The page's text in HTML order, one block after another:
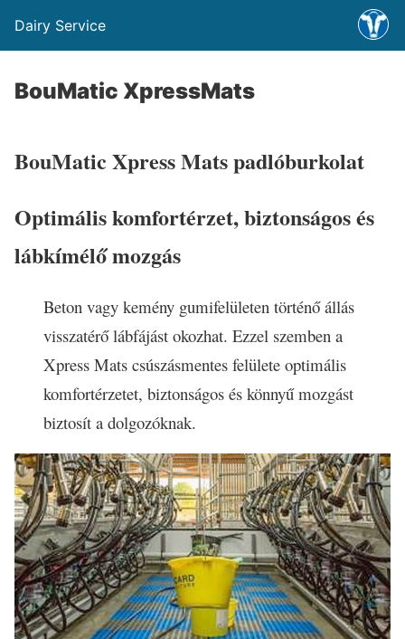
Dairy Service
BouMatic XpressMats
BouMatic Xpress Matspadlóburkolat
Optimális komfortérzet, biztonságos és
lábkímélő mozgás
Beton vagy kemény gumifelületen történő állás
visszatérő lábfájást okozhat. Ezzel szemben a
Xpress Mats csúszásmentes felülete optimális
komfortérzetet, biztonságos és könnyű mozgást
biztosít a dolgozóknak.